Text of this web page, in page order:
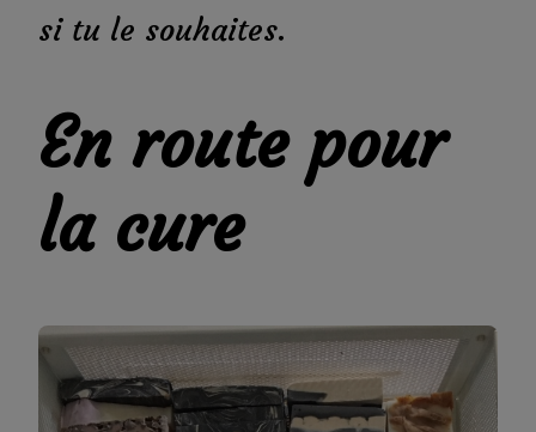
si tu le souhaites.
En route pour
la cure